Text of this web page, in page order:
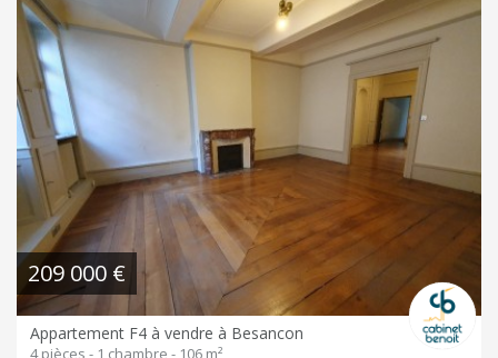
209 000 €
Appartement F4 à vendre à Besancon
4 pièces - 1 chambre - 106 m²